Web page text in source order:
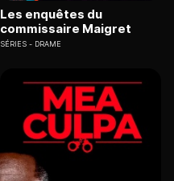
Les enquêtes du
commissaire Maigret
SÉRIES DRAME